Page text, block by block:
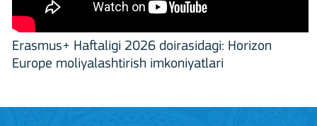
Erasmus+ Haftaligi 2026 doirasidagi: Horizon
Europe moliyalashtirish imkoniyatlari